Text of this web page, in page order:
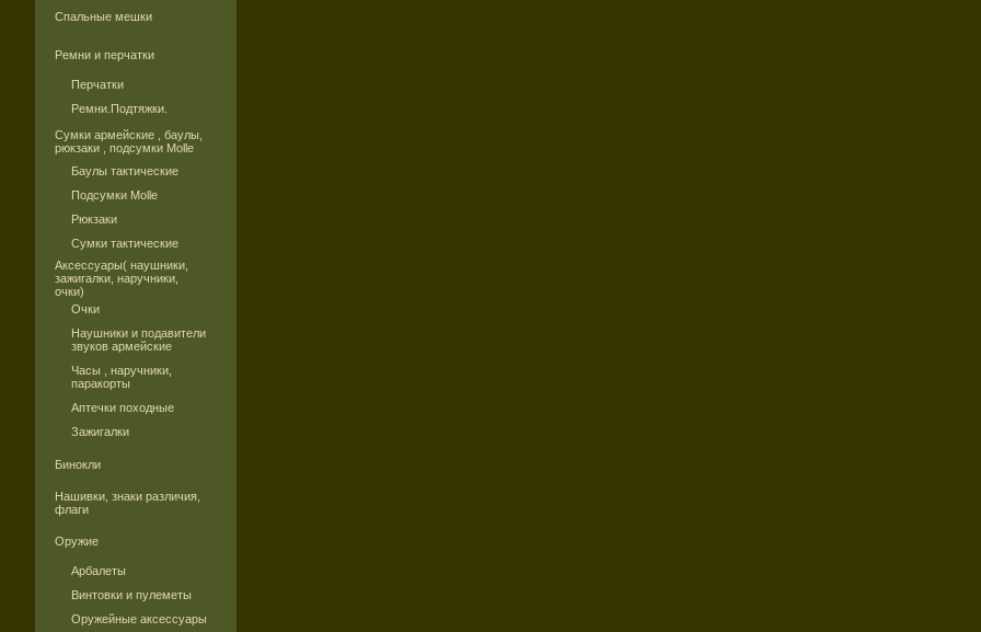
Спальные мешки
Ремни и перчатки
Перчатки
Ремни.Подтяжки.
Сумки армейские , баулы,
рюкзаки , подсумки Molle
Баулы тактические
Подсумки Molle
Рюкзаки
Сумки тактические
Аксессуары( наушники,
зажигалки, наручники,
очки)
Очки
Наушники и подавители
звуков армейские
Часы , наручники,
паракорты
Аптечки походные
Зажигалки
Бинокли
Нашивки, знаки различия,
флаги
Оружие
Арбалеты
Винтовки и пулеметы
Оружейные аксессуары